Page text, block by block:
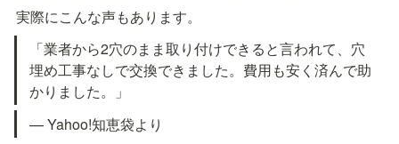
実際にこんな声もあります。
「業者から2穴のまま取り付けできると言われて、穴
埋め工事なしで交換できました。費用も安く済んで助
かりました。」
— Yahoo!知恵袋より